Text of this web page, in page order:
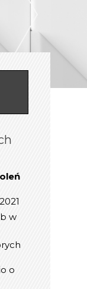
w
o
i
o